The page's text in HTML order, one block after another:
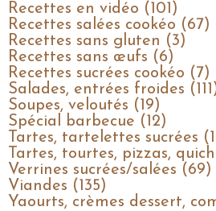
Recettes en vidéo (101)
Recettes salées cookéo (67)
Recettes sans gluten (3)
Recettes sans œufs (6)
Recettes sucrées cookéo (7)
Salades, entrées froides
Soupes, veloutés (19)
Spécial barbecue (12)
Tartes, tartelettes sucrées
Tartes, tourtes, pizzas,
Verrines sucrées/salées (69)
Viandes (135)
Yaourts, crèmes dessert,